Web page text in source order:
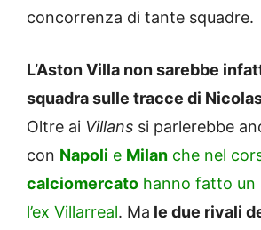
concorrenza di tante squadre.
L’Aston Villa non sarebbe
squadra sulle tracce di
Oltre ai Villans si parlerebbe
con Napoli e Milan che nel
calciomercato hanno fatto un
l’ex Villarreal. Ma le due rivali